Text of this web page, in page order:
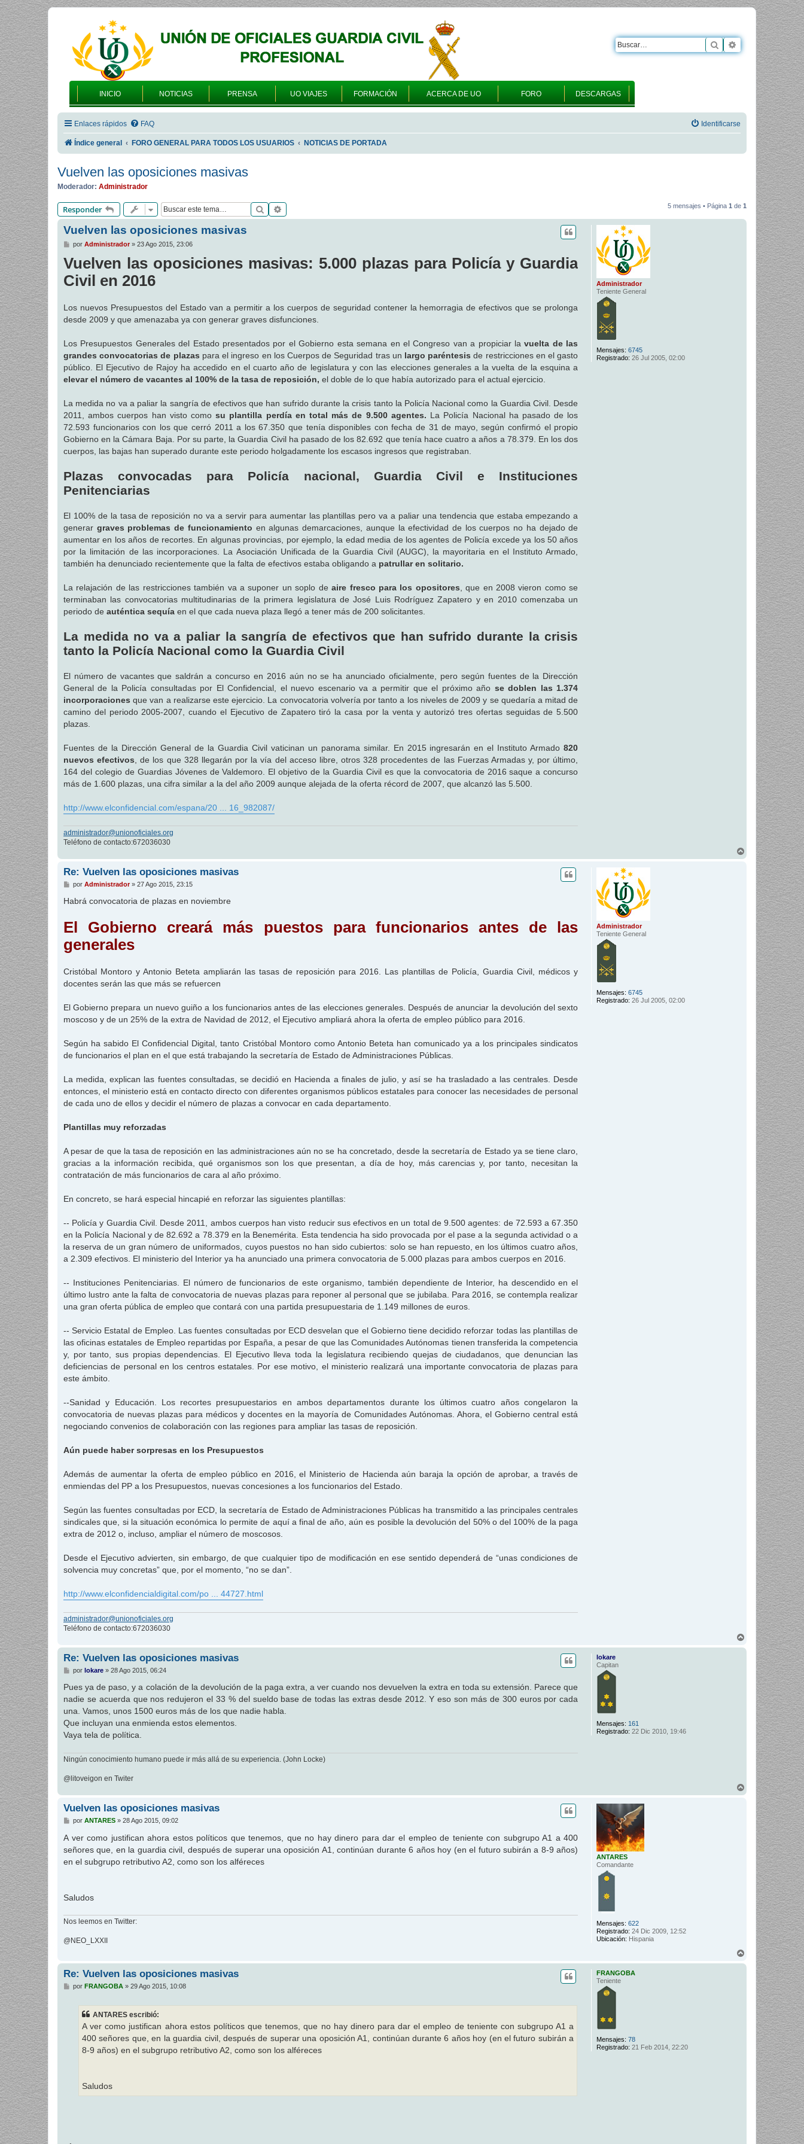
INICIO NOTICIAS PRENSA UO VIAJES FORMACIÓN ACERCA DE UO FORO DESCARGAS
Buscar Búsqueda
Enlaces rápidos FAQ Identificarse
Índice general FORO GENERAL PARA TODOS LOS USUARIOS NOTICIAS DE PORTADA
Vuelven las oposiciones masivas
Moderador: Administrador
Responder Buscar 5 mensajes • Página 1 de 1
Administrador
Teniente General
Mensajes: 6745
Registrado: 26 Jul 2005, 02:00
Vuelven las oposiciones masivas
M
n
s
a
j
por Administrador» 23 Ago 2015, 23:06
Vuelven las oposiciones masivas: 5.000 plazas para Policía y Guardia
Civil en 2016
Los nuevos Presupuestos del Estado van a permitir a los cuerpos de seguridad contener la hemorragia de efectivos que se prolonga
desde 2009 y que amenazaba ya con generar graves disfunciones.
Los Presupuestos Generales del Estado presentados por el Gobierno esta semana en el Congreso van a propiciar lavuelta de las
grandes convocatorias de plazas para el ingreso en los Cuerpos de Seguridad tras un largo paréntesis de restricciones en el gasto
público. El Ejecutivo de Rajoy ha accedido en el cuarto año de legislatura y con las elecciones generales a la vuelta de la esquina a
elevar el número de vacantes al 100% de la tasa de reposición, el doble de lo que había autorizado para el actual ejercicio.
La medida no va a paliar la sangría de efectivos que han sufrido durante la crisis tanto la Policía Nacional como la Guardia Civil. Desde
2011, ambos cuerpos han visto comosu plantilla perdía en total más de 9.500 agentes. La Policía Nacional ha pasado de los
72.593 funcionarios con los que cerró 2011 a los 67.350 que tenía disponibles con fecha de 31 de mayo, según confirmó el propio
Gobierno en la Cámara Baja. Por su parte, la Guardia Civil ha pasado de los 82.692 que tenía hace cuatro a años a 78.379. En los dos
cuerpos, las bajas han superado durante este periodo holgadamente los escasos ingresos que registraban.
Plazas convocadas para Policía nacional, Guardia Civil e Instituciones
Penitenciarias
El 100% de la tasa de reposición no va a servir para aumentar las plantillas pero va a paliar una tendencia que estaba empezando a
generar graves problemas de funcionamiento en algunas demarcaciones, aunque la efectividad de los cuerpos no ha dejado de
aumentar en los años de recortes. En algunas provincias, por ejemplo, la edad media de los agentes de Policía excede ya los 50 años
por la limitación de las incorporaciones. La Asociación Unificada de la Guardia Civil (AUGC), la mayoritaria en el Instituto Armado,
también ha denunciado recientemente que la falta de efectivos estaba obligando a patrullar en solitario.
La relajación de las restricciones también va a suponer un soplo deaire fresco para los opositores, que en 2008 vieron como se
terminaban las convocatorias multitudinarias de la primera legislatura de José Luis Rodríguez Zapatero y en 2010 comenzaba un
periodo de auténtica sequía en el que cada nueva plaza llegó a tener más de 200 solicitantes.
La medida no va a paliar la sangría de efectivos que han sufrido durante la crisis
tanto la Policía Nacional como la Guardia Civil
El número de vacantes que saldrán a concurso en 2016 aún no se ha anunciado oficialmente, pero según fuentes de la Dirección
General de la Policía consultadas por El Confidencial, el nuevo escenario va a permitir que el próximo año se doblen las 1.374
incorporaciones que van a realizarse este ejercicio. La convocatoria volvería por tanto a los niveles de 2009 y se quedaría a mitad de
camino del periodo 2005-2007, cuando el Ejecutivo de Zapatero tiró la casa por la venta y autorizó tres ofertas seguidas de 5.500
plazas.
Fuentes de la Dirección General de la Guardia Civil vaticinan un panorama similar. En 2015 ingresarán en el Instituto Armado820
nuevos efectivos, de los que 328 llegarán por la vía del acceso libre, otros 328 procedentes de las Fuerzas Armadas y, por último,
164 del colegio de Guardias Jóvenes de Valdemoro. El objetivo de la Guardia Civil es que la convocatoria de 2016 saque a concurso
más de 1.600 plazas, una cifra similar a la del año 2009 aunque alejada de la oferta récord de 2007, que alcanzó las 5.500.
http://www.elconfidencial.com/espana/20 ... 16_982087/
administrador@unionoficiales.org
Teléfono de contacto:672036030
r
Administrador
Teniente General
Mensajes: 6745
Registrado: 26 Jul 2005, 02:00
Re: Vuelven las oposiciones masivas
M
n
j
e
por Administrador» 27 Ago 2015, 23:15
Habrá convocatoria de plazas en noviembre
El Gobierno creará más puestos para funcionarios antes de las
generales
Cristóbal Montoro y Antonio Beteta ampliarán las tasas de reposición para 2016. Las plantillas de Policía, Guardia Civil, médicos y
docentes serán las que más se refuercen
El Gobierno prepara un nuevo guiño a los funcionarios antes de las elecciones generales. Después de anunciar la devolución del sexto
moscoso y de un 25% de la extra de Navidad de 2012, el Ejecutivo ampliará ahora la oferta de empleo público para 2016.
Según ha sabido El Confidencial Digital, tanto Cristóbal Montoro como Antonio Beteta han comunicado ya a los principales sindicatos
de funcionarios el plan en el que está trabajando la secretaría de Estado de Administraciones Públicas.
La medida, explican las fuentes consultadas, se decidió en Hacienda a finales de julio, y así se ha trasladado a las centrales. Desde
entonces, el ministerio está en contacto directo con diferentes organismos públicos estatales para conocer las necesidades de personal
de cada uno de ellos y decidir el número de plazas a convocar en cada departamento.
Plantillas muy reforzadas
A pesar de que la tasa de reposición en las administraciones aún no se ha concretado, desde la secretaría de Estado ya se tiene claro,
gracias a la información recibida, qué organismos son los que presentan, a día de hoy, más carencias y, por tanto, necesitan la
contratación de más funcionarios de cara al año próximo.
En concreto, se hará especial hincapié en reforzar las siguientes plantillas:
-- Policía y Guardia Civil. Desde 2011, ambos cuerpos han visto reducir sus efectivos en un total de 9.500 agentes: de 72.593 a 67.350
en la Policía Nacional y de 82.692 a 78.379 en la Benemérita. Esta tendencia ha sido provocada por el pase a la segunda actividad o a
la reserva de un gran número de uniformados, cuyos puestos no han sido cubiertos: solo se han repuesto, en los últimos cuatro años,
a 2.309 efectivos. El ministerio del Interior ya ha anunciado una primera convocatoria de 5.000 plazas para ambos cuerpos en 2016.
-- Instituciones Penitenciarias. El número de funcionarios de este organismo, también dependiente de Interior, ha descendido en el
último lustro ante la falta de convocatoria de nuevas plazas para reponer al personal que se jubilaba. Para 2016, se contempla realizar
una gran oferta pública de empleo que contará con una partida presupuestaria de 1.149 millones de euros.
-- Servicio Estatal de Empleo. Las fuentes consultadas por ECD desvelan que el Gobierno tiene decidido reforzar todas las plantillas de
las oficinas estatales de Empleo repartidas por España, a pesar de que las Comunidades Autónomas tienen transferida la competencia
y, por tanto, sus propias dependencias. El Ejecutivo lleva toda la legislatura recibiendo quejas de ciudadanos, que denuncian las
deficiencias de personal en los centros estatales. Por ese motivo, el ministerio realizará una importante convocatoria de plazas para
este ámbito.
--Sanidad y Educación. Los recortes presupuestarios en ambos departamentos durante los últimos cuatro años congelaron la
convocatoria de nuevas plazas para médicos y docentes en la mayoría de Comunidades Autónomas. Ahora, el Gobierno central está
negociando convenios de colaboración con las regiones para ampliar las tasas de reposición.
Aún puede haber sorpresas en los Presupuestos
Además de aumentar la oferta de empleo público en 2016, el Ministerio de Hacienda aún baraja la opción de aprobar, a través de
enmiendas del PP a los Presupuestos, nuevas concesiones a los funcionarios del Estado.
Según las fuentes consultadas por ECD, la secretaría de Estado de Administraciones Públicas ha transmitido a las principales centrales
sindicales que, si la situación económica lo permite de aquí a final de año, aún es posible la devolución del 50% o del 100% de la paga
extra de 2012 o, incluso, ampliar el número de moscosos.
Desde el Ejecutivo advierten, sin embargo, de que cualquier tipo de modificación en ese sentido dependerá de “unas condiciones de
solvencia muy concretas” que, por el momento, “no se dan”.
http://www.elconfidencialdigital.com/po ... 44727.html
administrador@unionoficiales.org
Teléfono de contacto:672036030
lokare
Capitan
Mensajes: 161
Registrado: 22 Dic 2010, 19:46
Re: Vuelven las oposiciones masivas
M
n
a
j
e
por lokare» 28 Ago 2015, 06:24
Pues ya de paso, y a colación de la devolución de la paga extra, a ver cuando nos devuelven la extra en toda su extensión. Parece que
nadie se acuerda que nos redujeron el 33 % del sueldo base de todas las extras desde 2012. Y eso son más de 300 euros por cada
una. Vamos, unos 1500 euros más de los que nadie habla.
Que incluyan una enmienda estos elementos.
Vaya tela de política.
Ningún conocimiento humano puede ir más allá de su experiencia. (John Locke)
@litoveigon en Twiter
ANTARES
Comandante
Mensajes: 622
Registrado: 24 Dic 2009, 12:52
Ubicación: Hispania
Vuelven las oposiciones masivas
M
n
s
a
e
por ANTARES» 28 Ago 2015, 09:02
A ver como justifican ahora estos políticos que tenemos, que no hay dinero para dar el empleo de teniente con subgrupo A1 a 400
señores que, en la guardia civil, después de superar una oposición A1, continúan durante 6 años hoy (en el futuro subirán a 8-9 años)
en el subgrupo retributivo A2, como son los alféreces
Saludos
Nos leemos en Twitter:
@NEO_LXXII
FRANGOBA
Teniente
Mensajes: 78
Registrado: 21 Feb 2014, 22:20
Re: Vuelven las oposiciones masivas
M
por FRANGOBA» 29 Ago 2015, 10:08
ANTARES escribió:
A ver como justifican ahora estos políticos que tenemos, que no hay dinero para dar el empleo de teniente con subgrupo A1 a
400 señores que, en la guardia civil, después de superar una oposición A1, continúan durante 6 años hoy (en el futuro subirán a
8-9 años) en el subgrupo retributivo A2, como son los alféreces
Saludos